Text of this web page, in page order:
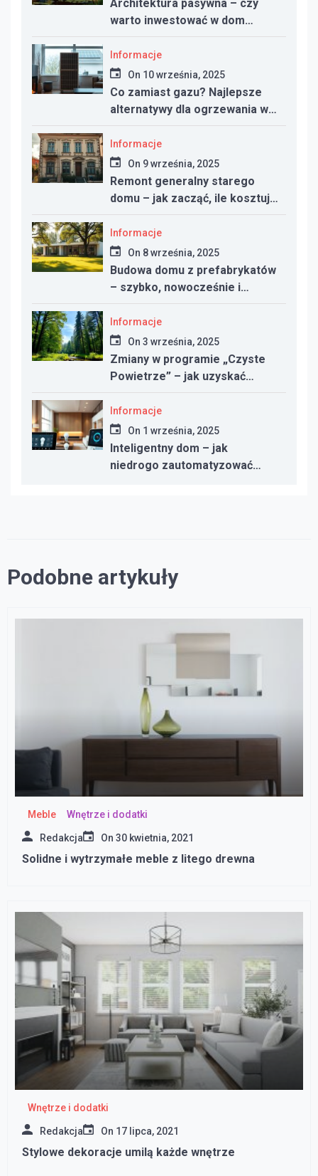
Architektura pasywna – czy
warto inwestować w dom
energooszczędny?
Informacje
On 10 września, 2025
Co zamiast gazu? Najlepsze
alternatywy dla ogrzewania w
nowym domu
Informacje
On 9 września, 2025
Remont generalny starego
domu – jak zacząć, ile kosztuje
i na co uważać
Informacje
On 8 września, 2025
Budowa domu z prefabrykatów
– szybko, nowocześnie i
taniej?
Informacje
On 3 września, 2025
Zmiany w programie „Czyste
Powietrze” – jak uzyskać
dotację w 2025 roku
Informacje
On 1 września, 2025
Inteligentny dom – jak
niedrogo zautomatyzować
Podobne artykuły
Meble Wnętrze i dodatki
Redakcja On 30 kwietnia, 2021
Solidne i wytrzymałe meble z litego drewna
Wnętrze i dodatki
Redakcja On 17 lipca, 2021
Stylowe dekoracje umilą każde wnętrze